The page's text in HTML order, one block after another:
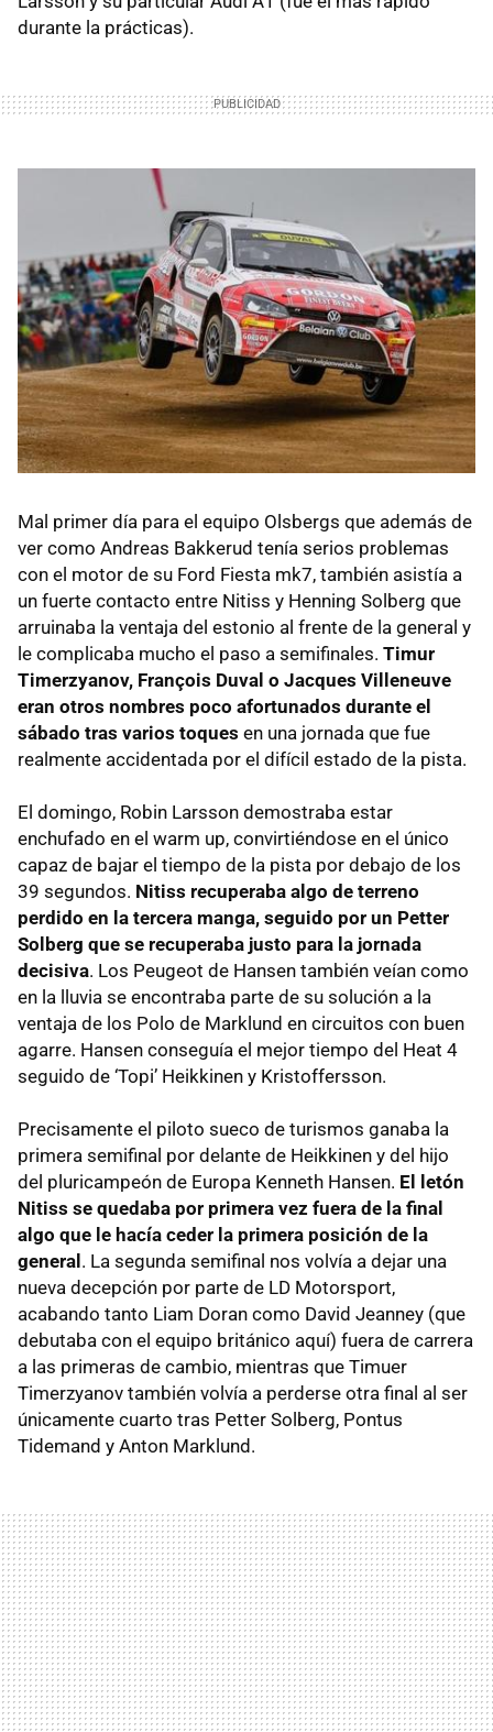
durante la prácticas).
Mal primer día para el equipo Olsbergs que además de
ver como Andreas Bakkerud tenía serios problemas
con el motor de su Ford Fiesta mk7, también asistía a
un fuerte contacto entre Nitiss y Henning Solberg que
arruinaba la ventaja del estonio al frente de la general y
le complicaba mucho el paso a semifinales. Timur
Timerzyanov, François Duval o Jacques Villeneuve
eran otros nombres poco afortunados durante el
sábado tras varios toques en una jornada que fue
realmente accidentada por el difícil estado de la pista.
El domingo, Robin Larsson demostraba estar
enchufado en el warm up, convirtiéndose en el único
capaz de bajar el tiempo de la pista por debajo de los
39 segundos. Nitiss recuperaba algo de terreno
perdido en la tercera manga, seguido por un Petter
Solberg que se recuperaba justo para la jornada
decisiva. Los Peugeot de Hansen también veían como
en la lluvia se encontraba parte de su solución a la
ventaja de los Polo de Marklund en circuitos con buen
agarre. Hansen conseguía el mejor tiempo del Heat 4
seguido de ‘Topi’ Heikkinen y Kristoffersson.
Precisamente el piloto sueco de turismos ganaba la
primera semifinal por delante de Heikkinen y del hijo
del pluricampeón de Europa Kenneth Hansen. El letón
Nitiss se quedaba por primera vez fuera de la final
algo que le hacía ceder la primera posición de la
general. La segunda semifinal nos volvía a dejar una
nueva decepción por parte de LD Motorsport,
acabando tanto Liam Doran como David Jeanney (que
debutaba con el equipo británico aquí) fuera de carrera
a las primeras de cambio, mientras que Timuer
Timerzyanov también volvía a perderse otra final al ser
únicamente cuarto tras Petter Solberg, Pontus
Tidemand y Anton Marklund.